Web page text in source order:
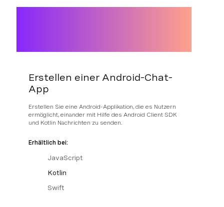
Erstellen einer Android-Chat-
App
Erstellen Sie eine Android-Applikation, die es Nutzern
ermöglicht, einander mit Hilfe des Android Client SDK
und Kotlin Nachrichten zu senden.
Erhältlich bei:
JavaScript
Kotlin
Swift